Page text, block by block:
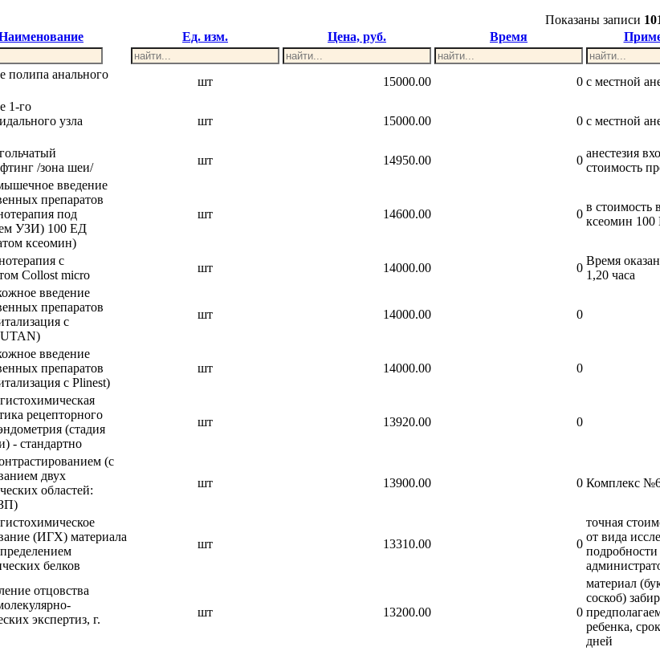
Показаны записи
Ед. изм. Цена, руб. Время
полипа анального
шт 15000.00 0 с местной
1-го
узла
шт 15000.00 0 с местной
/зона шеи/
шт 14950.00 0
анестезия
стоимость
введение
препаратов
под
УЗИ) 100 ЕД
ксеомин)
шт 14600.00 0
в стоимость
ксеомин
с
Collost micro
шт 14000.00 0
Время
1,20 часа
введение
препаратов
с
шт 14000.00 0
введение
препаратов
с Plinest)
шт 14000.00 0
рецепторного
(стадия
- стандартно
шт 13920.00 0
(с
двух
областей:
шт 13900.00 0 Комплекс
(ИГХ) материала
белков
шт 13310.00 0
точная
от вида
отцовства
экспертиз, г.
шт 13200.00 0
материал
соскоб)
ребенка,
дней